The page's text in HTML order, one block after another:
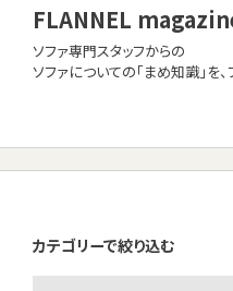
FLANNEL
ソファ専門スタッフからの
ソファについての「まめ知識」を
カテゴリーで絞り込む